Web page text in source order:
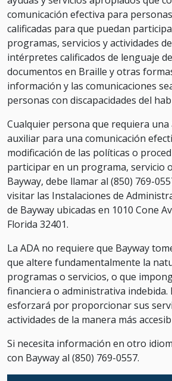
comunicación efectiva para
calificadas para que puedan
programas, servicios y actividades
intérpretes calificados de lenguaje
documentos en Braille y otras
información y las comunicaciones
personas con discapacidades del
Cualquier persona que requiera una
auxiliar para una comunicación
modificación de las políticas o
participar en un programa, servicio
Bayway, debe llamar al (850) 769-
visitar las Instalaciones de
de Bayway ubicadas en 1010 Cone
Florida 32401.
La ADA no requiere que Bayway
que altere fundamentalmente la
programas o servicios, o que
financiera o administrativa indebida.
esforzará por proporcionar sus
actividades de la manera más
Si necesita información en otro
con Bayway al (850) 769-0557.